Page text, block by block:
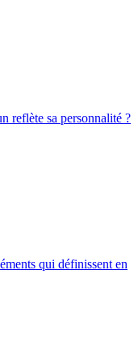
reflète sa personnalité ?
qui définissent en